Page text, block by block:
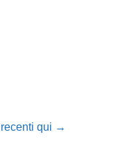
qui →